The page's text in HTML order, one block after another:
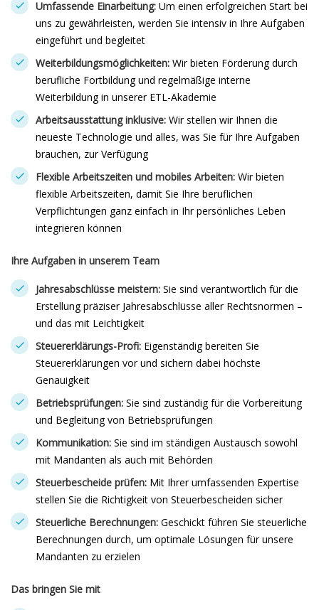
Umfassende Einarbeitung: Um einen erfolgreichen Start bei
uns zu gewährleisten, werden Sie intensiv in Ihre Aufgaben
eingeführt und begleitet
Weiterbildungsmöglichkeiten: Wir bieten Förderung durch
berufliche Fortbildung und regelmäßige interne
Weiterbildung in unserer ETL-Akademie
Arbeitsausstattung inklusive: Wir stellen wir Ihnen die
neueste Technologie und alles, was Sie für Ihre Aufgaben
brauchen, zur Verfügung
Flexible Arbeitszeiten und mobiles Arbeiten: Wir bieten
flexible Arbeitszeiten, damit Sie Ihre beruflichen
Verpflichtungen ganz einfach in Ihr persönliches Leben
integrieren können
Ihre Aufgaben in unserem Team
Jahresabschlüsse meistern: Sie sind verantwortlich für die
Erstellung präziser Jahresabschlüsse aller Rechtsnormen –
und das mit Leichtigkeit
Steuererklärungs-Profi: Eigenständig bereiten Sie
Steuererklärungen vor und sichern dabei höchste
Genauigkeit
Betriebsprüfungen: Sie sind zuständig für die Vorbereitung
und Begleitung von Betriebsprüfungen
Kommunikation: Sie sind im ständigen Austausch sowohl
mit Mandanten als auch mit Behörden
Steuerbescheide prüfen: Mit Ihrer umfassenden Expertise
stellen Sie die Richtigkeit von Steuerbescheiden sicher
Steuerliche Berechnungen: Geschickt führen Sie steuerliche
Berechnungen durch, um optimale Lösungen für unsere
Mandanten zu erzielen
Das bringen Sie mit